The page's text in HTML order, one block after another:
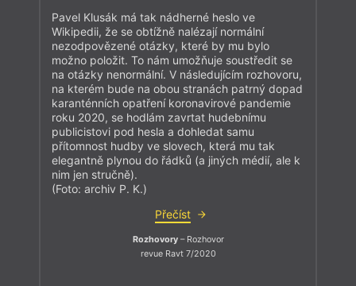
Pavel Klusák má tak nádherné heslo ve
Wikipedii, že se obtížně nalézají normální
nezodpovězené otázky, které by mu bylo
možno položit. To nám umožňuje soustředit se
na otázky nenormální. V následujícím rozhovoru,
na kterém bude na obou stranách patrný dopad
karanténních opatření koronavirové pandemie
roku 2020, se hodlám zavrtat hudebnímu
publicistovi pod hesla a dohledat samu
přítomnost hudby ve slovech, která mu tak
elegantně plynou do řádků (a jiných médií, ale k
nim jen stručně).
(Foto: archiv P. K.)
Přečíst
Rozhovory– Rozhovor
revue Ravt 7/2020